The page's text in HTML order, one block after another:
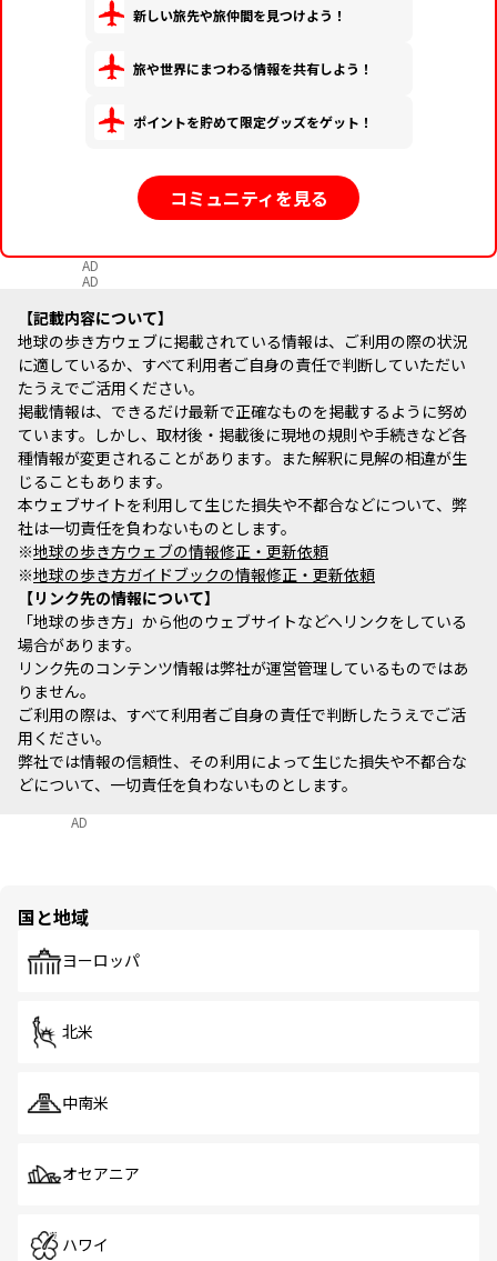
新しい旅先や旅仲間を見つけよう！
旅や世界にまつわる情報を共有しよう！
ポイントを貯めて限定グッズをゲット！
コミュニティを見る
AD
AD
記載内容について
地球の歩き方ウェブに掲載されている情報は、ご利用の際の状況
に適しているか、すべて利用者ご自身の責任で判断していただい
たうえでご活用ください。
掲載情報は、できるだけ最新で正確なものを掲載するように努め
ています。しかし、取材後・掲載後に現地の規則や手続きなど各
種情報が変更されることがあります。また解釈に見解の相違が生
じることもあります。
本ウェブサイトを利用して生じた損失や不都合などについて、弊
社は一切責任を負わないものとします。
※地球の歩き方ウェブの情報修正・更新依頼
※地球の歩き方ガイドブックの情報修正・更新依頼
リンク先の情報について
「地球の歩き方」から他のウェブサイトなどへリンクをしている
場合があります。
リンク先のコンテンツ情報は弊社が運営管理しているものではあ
りません。
ご利用の際は、すべて利用者ご自身の責任で判断したうえでご活
用ください。
弊社では情報の信頼性、その利用によって生じた損失や不都合な
どについて、一切責任を負わないものとします。
AD
国と地域
ヨーロッパ
北米
中南米
オセアニア
ハワイ